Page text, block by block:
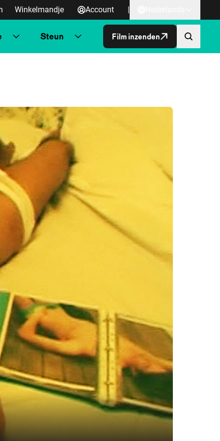
Winkelmandje Account |
Steun Film inzenden